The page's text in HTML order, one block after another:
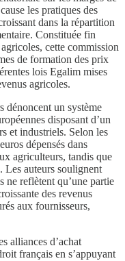
les pratiques des
dans la répartition
Constituée fin
cette commission
de formation des prix
lois Egalim mises
agricoles.
dénoncent un système
disposant d’un
et industriels. Selon les
dépensés dans
agriculteurs, tandis que
Les auteurs soulignent
ne reflètent qu’une partie
des revenus
aux fournisseurs,
alliances d’achat
français en s’appuyant